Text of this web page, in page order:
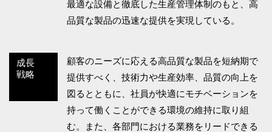
最適な設備と徹底した生産管理体制のもと、高
品質な製品の迅速な提供を実現している。
成長
戦略
顧客のニーズに応える高品質な製品を短納期で
提供すべく、技術力や生産効率、品質の向上を
図るとともに、社員が快適にモチベーションを
持って働くことができる環境の維持に取り組
む。また、各部門における業務をリードできる